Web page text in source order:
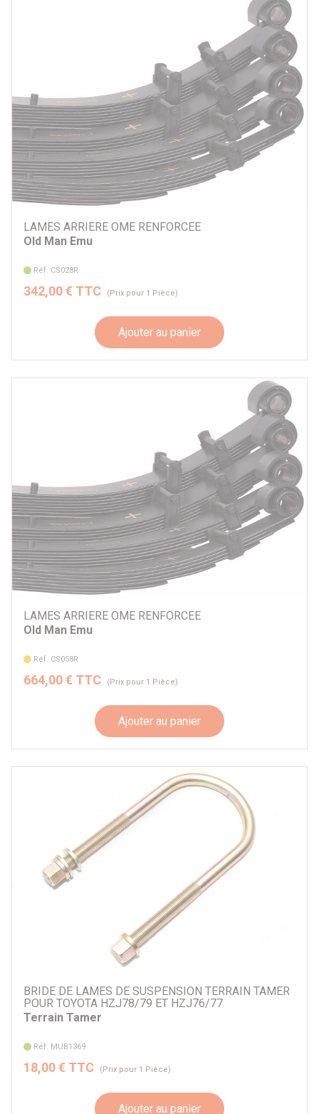
LAMES ARRIERE OME RENFORCEE
Old Man Emu
Réf. CS028R
342,00 € TTC (Prix pour 1 Pièce)
Ajouter au panier
LAMES ARRIERE OME RENFORCEE
Old Man Emu
Réf. CS058R
664,00 € TTC (Prix pour 1 Pièce)
Ajouter au panier
BRIDE DE LAMES DE SUSPENSION TERRAIN TAMER
POUR TOYOTA HZJ78/79 ET HZJ76/77
Terrain Tamer
Réf. MUB1369
18,00 € TTC (Prix pour 1 Pièce)
Ajouter au panier